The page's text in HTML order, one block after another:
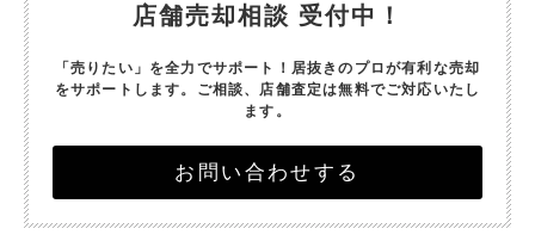
店舗売却相談 受付中！
「売りたい」を全力でサポート！ 居抜きのプロが有利な売却
をサポートします。 ご相談、店舗査定は無料でご対応いたし
ます。
お問い合わせする